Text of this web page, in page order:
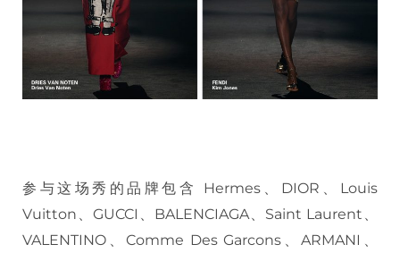
参与这场秀的品牌包含 Hermes、DIOR、Louis
Vuitton、GUCCI、BALENCIAGA、Saint Laurent、
VALENTINO、Comme Des Garcons、ARMANI、